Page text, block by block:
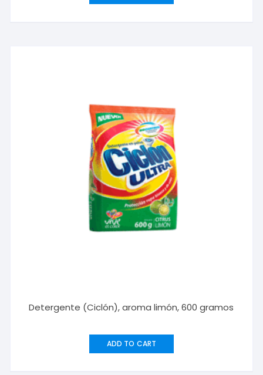
Detergente (Ciclón), aroma limón, 600 gramos
ADD TO CART